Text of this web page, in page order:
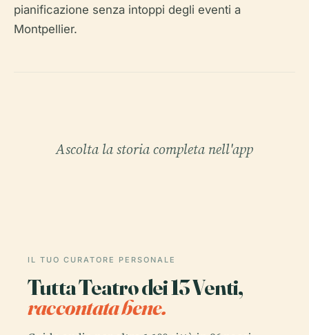
pianificazione senza intoppi degli eventi a
Montpellier.
Ascolta la storia completa nell'app
IL TUO CURATORE PERSONALE
Tutta Teatro dei 13 Venti,
raccontata bene.